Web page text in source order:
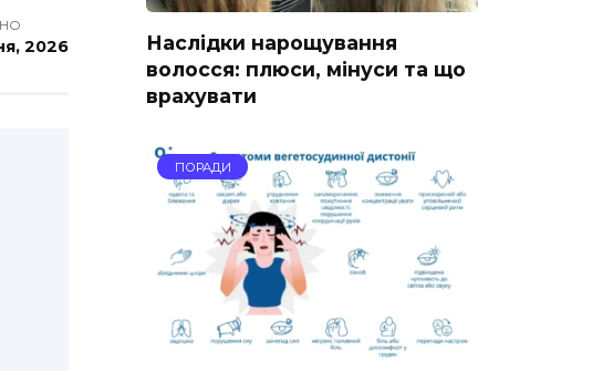
2026
Наслідки нарощування
волосся: плюси, мінуси та що
врахувати
ПОРАДИ